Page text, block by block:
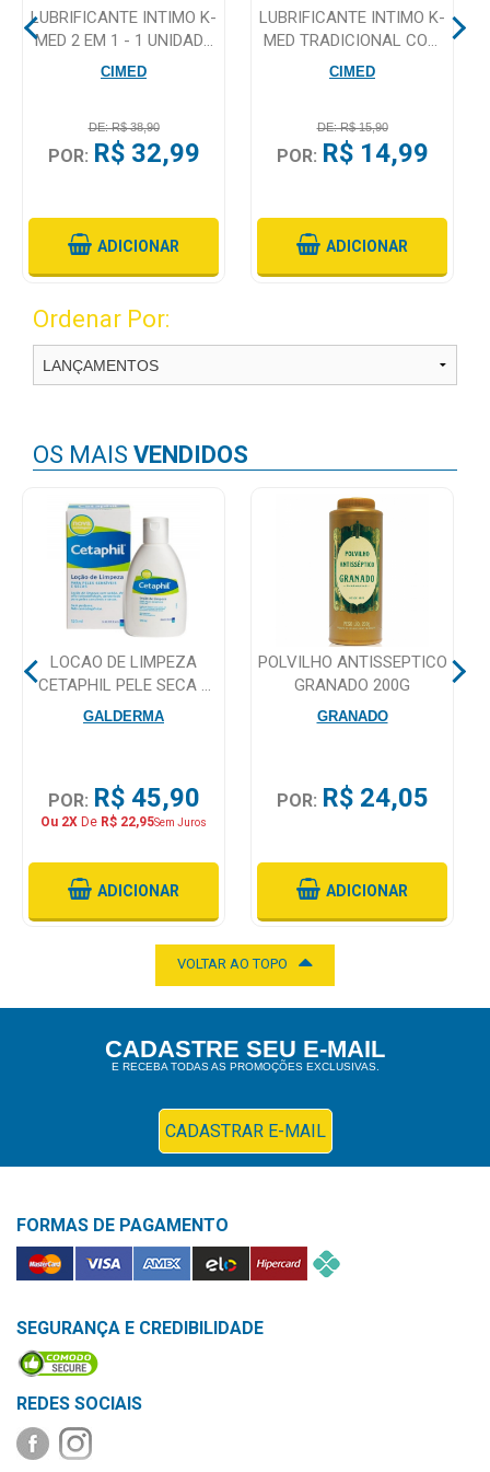
Mamãe
Medicamentos
e
Proteção
Adulto
Dermocosméticos
Suplemento
Higiene
Aparelhos
Socorros
Utilidade
&
LOCALIZAÇÃO
CENTRAL
DE
LOJAS
LUBRIFICANTE INTIMO K-
MED 2 EM 1 - 1 UNIDADE
COM 200ML
CIMED
DE: R$ 38,90
POR: R$ 32,99
ADICIONAR
LUBRIFICANTE INTIMO K-
MED TRADICIONAL COM
50G
CIMED
DE: R$ 15,90
POR: R$ 14,99
ADICIONAR
Ordenar Por:
OS MAIS VENDIDOS
LOCAO DE LIMPEZA
CETAPHIL PELE SECA E
SENSIVEL 120ML
GALDERMA
POR: R$ 45,90
Ou 2X De R$ 22,95Sem Juros
ADICIONAR
POLVILHO ANTISSEPTICO
GRANADO 200G
GRANADO
POR: R$ 24,05
ADICIONAR
VOLTAR AO TOPO
CADASTRE SEU E-MAIL
E RECEBA TODAS AS PROMOÇÕES EXCLUSIVAS.
CADASTRAR E-MAIL
FORMAS DE PAGAMENTO
SEGURANÇA E CREDIBILIDADE
REDES SOCIAIS